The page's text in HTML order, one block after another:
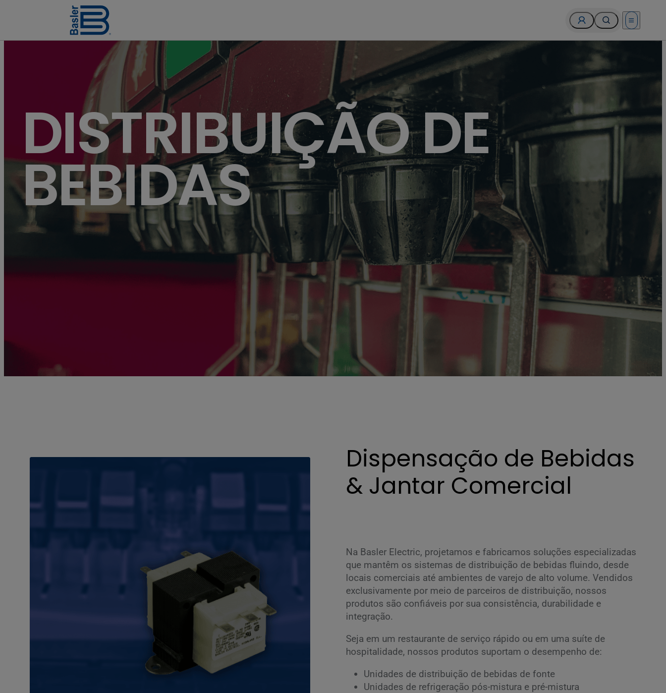
Open menu
DISTRIBUIÇÃO DE
BEBIDAS
Dispensação de Bebidas
& Jantar Comercial
Na Basler Electric, projetamos e fabricamos soluções especializadas
que mantêm os sistemas de distribuição de bebidas fluindo, desde
locais comerciais até ambientes de varejo de alto volume. Vendidos
exclusivamente por meio de parceiros de distribuição, nossos
produtos são confiáveis por sua consistência, durabilidade e
integração.
Seja em um restaurante de serviço rápido ou em uma suíte de
hospitalidade, nossos produtos suportam o desempenho de:
Unidades de distribuição de bebidas de fonte
Unidades de refrigeração pós-mistura e pré-mistura